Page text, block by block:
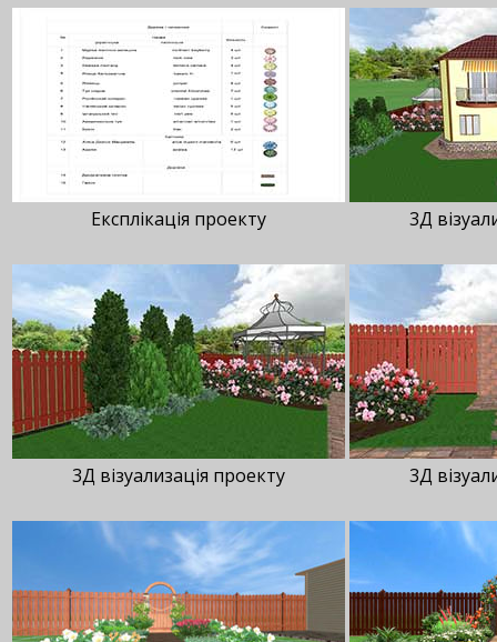
Експлікація проекту 3Д
3Д візуализація проекту 3Д